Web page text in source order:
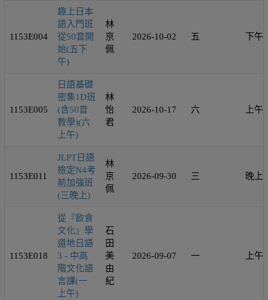
1153E004
趣上日本
語入門班
從50音開
始(五下
午)
林
京
佩
2026-10-02 五 下午
1153E005
日語基礎
密集1D班
(含50音
教學)(六
上午)
林
怡
君
2026-10-17 六 上午
1153E011
JLPT日語
檢定N4考
前加強班
(三晚上)
林
京
佩
2026-09-30 三 晚上
1153E018
從『飲食
文化』學
道地日語
3 - 中高
階文化語
言課(一
上午)
石
田
美
由
紀
2026-09-07 一 上午